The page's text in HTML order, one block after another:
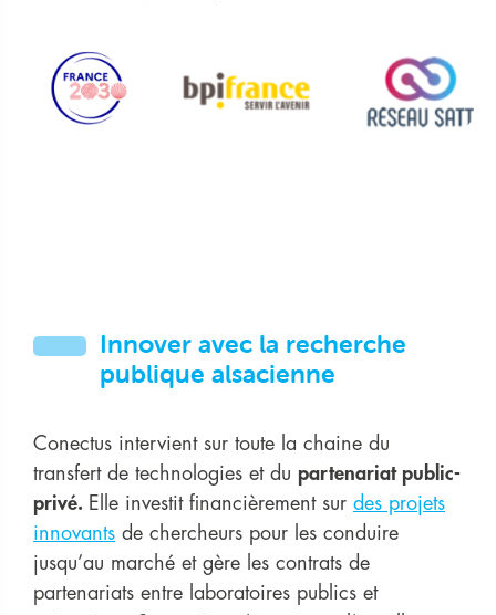
Innover avec la recherche
publique alsacienne
Conectus intervient sur toute la chaine du
transfert de technologies et du partenariat public-
privé. Elle investit financièrement sur des projets
innovants de chercheurs pour les conduire
jusqu’au marché et gère les contrats de
partenariats entre laboratoires publics et